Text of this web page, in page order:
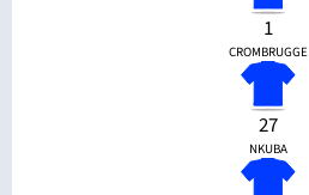
1
CROMBRUGGE
27
NKUBA